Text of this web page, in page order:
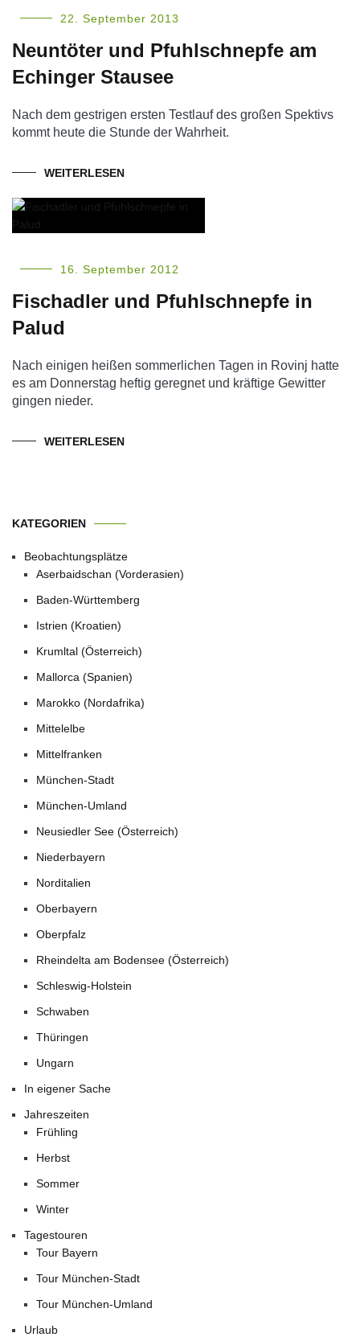
22. September 2013
Neuntöter und Pfuhlschnepfe am
Echinger Stausee
Nach dem gestrigen ersten Testlauf des großen Spektivs
kommt heute die Stunde der Wahrheit.
WEITERLESEN
16. September 2012
Fischadler und Pfuhlschnepfe in
Palud
Nach einigen heißen sommerlichen Tagen in Rovinj hatte
es am Donnerstag heftig geregnet und kräftige Gewitter
gingen nieder.
WEITERLESEN
KATEGORIEN
Beobachtungsplätze
Aserbaidschan (Vorderasien)
Baden-Württemberg
Istrien (Kroatien)
Krumltal (Österreich)
Mallorca (Spanien)
Marokko (Nordafrika)
Mittelelbe
Mittelfranken
München-Stadt
München-Umland
Neusiedler See (Österreich)
Niederbayern
Norditalien
Oberbayern
Oberpfalz
Rheindelta am Bodensee (Österreich)
Schleswig-Holstein
Schwaben
Thüringen
Ungarn
In eigener Sache
Jahreszeiten
Frühling
Herbst
Sommer
Winter
Tagestouren
Tour Bayern
Tour München-Stadt
Tour München-Umland
Urlaub